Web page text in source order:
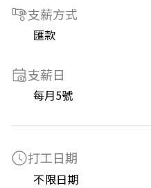
支薪方式
匯款
支薪日
每月5號
打工日期
不限日期